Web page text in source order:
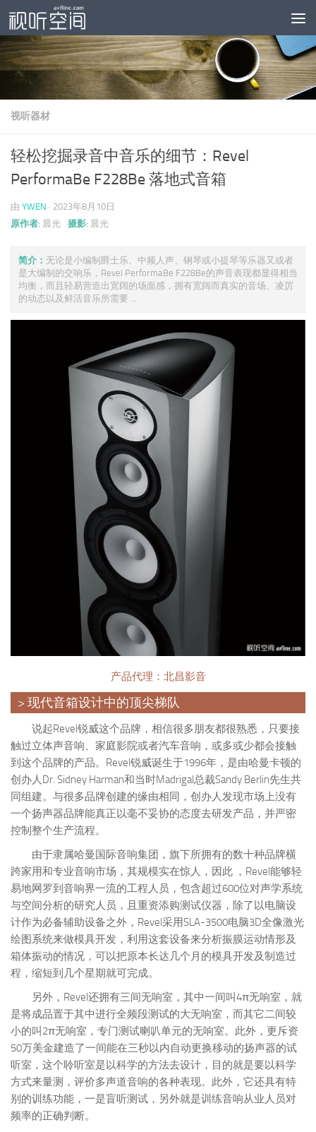
跳至内容
视听器材
轻松挖掘录音中音乐的细节：Revel
PerformaBe F228Be 落地式音箱
由 YWEN · 2023年8月10日
原作者: 晨光 摄影: 晨光
简介： 无论是小编制爵士乐、中频人声、钢琴或小提琴等乐器又或者
是大编制的交响乐，Revel PerformaBe F228Be的声音表现都显得相当
均衡，而且轻易营造出宽阔的场面感，拥有宽阔而真实的音场、凌厉
的动态以及鲜活音乐所需要 ...
产品代理：北昌影音
> 现代音箱设计中的顶尖梯队
说起Revel锐威这个品牌，相信很多朋友都很熟悉，只要接
触过立体声音响、家庭影院或者汽车音响，或多或少都会接触
到这个品牌的产品。Revel锐威诞生于1996年，是由哈曼卡顿的
创办人Dr. Sidney Harman和当时Madrigal总裁Sandy Berlin先生共
同组建。与很多品牌创建的缘由相同，创办人发现市场上没有
一个扬声器品牌能真正以毫不妥协的态度去研发产品，并严密
控制整个生产流程。
由于隶属哈曼国际音响集团，旗下所拥有的数十种品牌横
跨家用和专业音响市场，其规模实在惊人，因此 ，Revel能够轻
易地网罗到音响界一流的工程人员，包含超过600位对声学系统
与空间分析的研究人员，且重资添购测试仪器，除了以电脑设
计作为必备辅助设备之外，Revel采用SLA-3500电脑3D全像激光
绘图系统来做模具开发，利用这套设备来分析振膜运动情形及
箱体振动的情况，可以把原本长达几个月的模具开发及制造过
程，缩短到几个星期就可完成。
另外，Revel还拥有三间无响室，其中一间叫4π无响室，就
是将成品置于其中进行全频段测试的大无响室，而其它二间较
小的叫2π无响室，专门测试喇叭单元的无响室。此外，更斥资
50万美金建造了一间能在三秒以内自动更换移动的扬声器的试
听室，这个聆听室是以科学的方法去设计，目的就是要以科学
方式来量测，评价多声道音响的各种表现。此外，它还具有特
别的训练功能，一是盲听测试，另外就是训练音响从业人员对
频率的正确判断。